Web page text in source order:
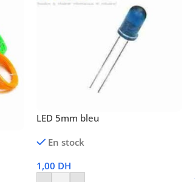
LED 5mm bleu
En stock
1,00 DH